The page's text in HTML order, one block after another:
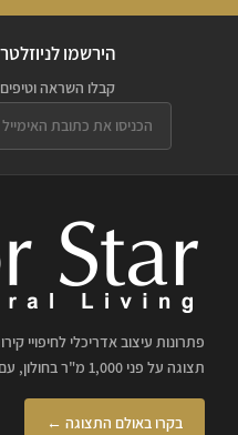
הירשמו
קבלו השראה
פתרונות עיצוב אדריכלי לחיפויי
תצוגה על פני 1,000 מ"ר בחולון, עם ליווי מקצועי של מעצבי פנים.
בקרו באולם התצוגה ←